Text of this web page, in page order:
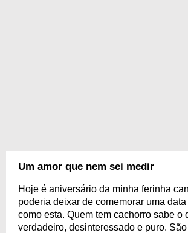
Um amor que nem sei medir
Hoje é aniversário da minha ferinha
poderia deixar de comemorar uma
como esta. Quem tem cachorro sabe o
verdadeiro, desinteressado e puro.